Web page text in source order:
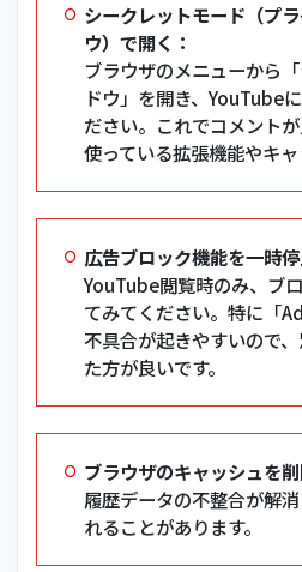
シークレットモード（プ
ウ）で開く：
ブラウザのメニューから
ドウ」を開き、YouTube
ださい。これでコメント
使っている拡張機能やキャ
広告ブロック機能を一時停
YouTube閲覧時のみ、ブ
てみてください。特に「
不具合が起きやすいので
た方が良いです。
ブラウザのキャッシュを削
履歴データの不整合が解
れることがあります。